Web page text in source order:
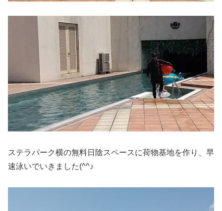
ステラパーク横の無料日陰スペースに荷物基地を作り、早
速泳いでいきました(^^♪